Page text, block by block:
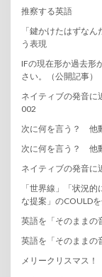
推察する英語
「鍵かけたはずな
う表現
IFの現在形か過去形
さい。（公開記事）
ネイティブの発音に
002
次に何を言う？ 他
次に何を言う？ 他
ネイティブの発音に
「世界線」「状況
な提案」のCOULD
英語を「そのまま
英語を「そのまま
メリークリスマス！